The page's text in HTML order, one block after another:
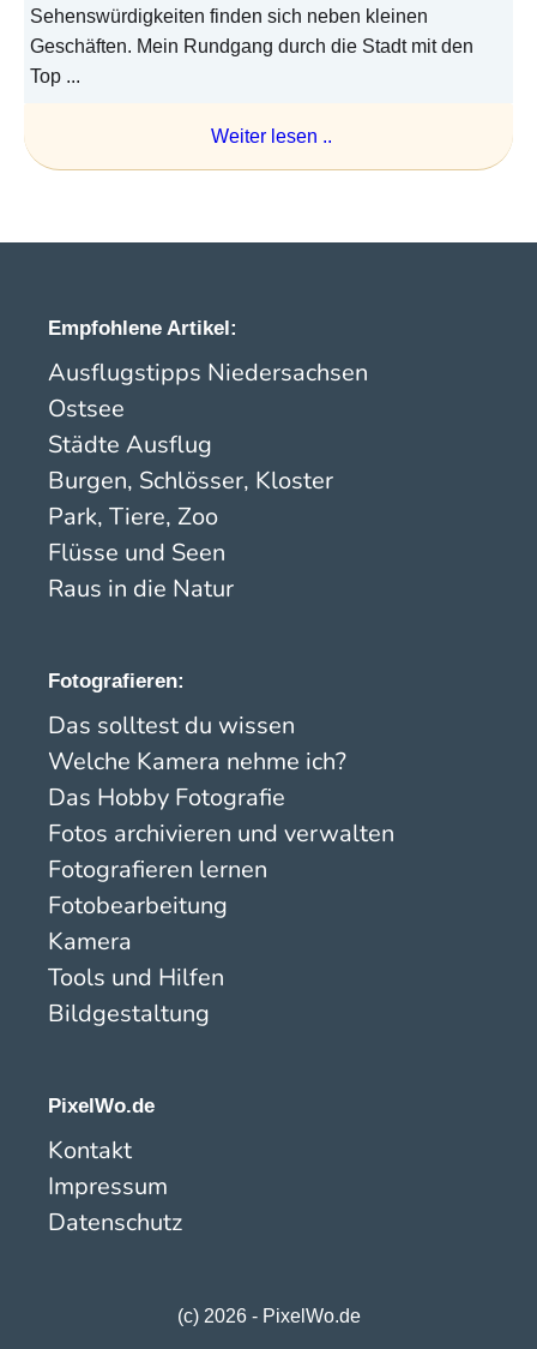
Sehenswürdigkeiten finden sich neben kleinen
Geschäften. Mein Rundgang durch die Stadt mit den
Top ...
Weiter lesen ..
Empfohlene Artikel:
Ausflugstipps Niedersachsen
Ostsee
Städte Ausflug
Burgen, Schlösser, Kloster
Park, Tiere, Zoo
Flüsse und Seen
Raus in die Natur
Fotografieren:
Das solltest du wissen
Welche Kamera nehme ich?
Das Hobby Fotografie
Fotos archivieren und verwalten
Fotografieren lernen
Fotobearbeitung
Kamera
Tools und Hilfen
Bildgestaltung
PixelWo.de
Kontakt
Impressum
Datenschutz
(c) 2026 - PixelWo.de